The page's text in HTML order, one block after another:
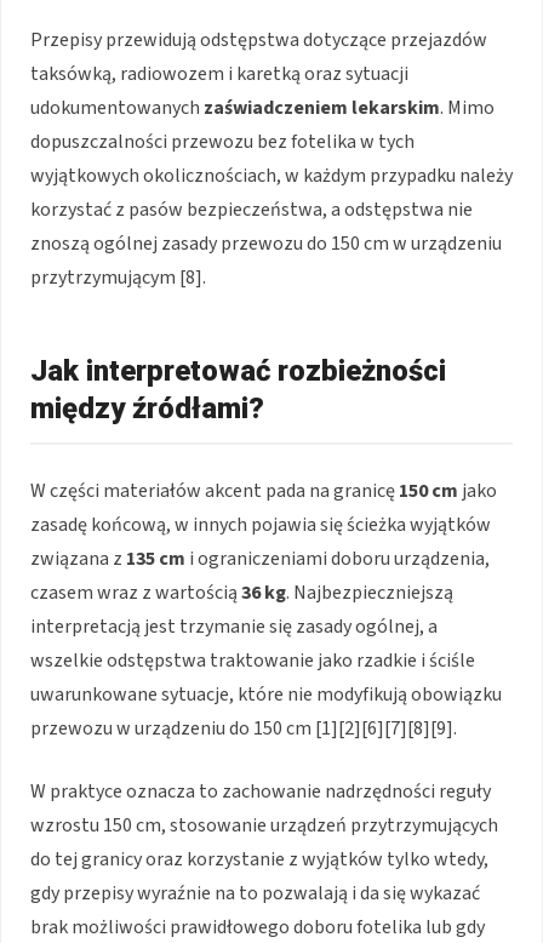
Przepisy przewidują odstępstwa dotyczące przejazdów
taksówką, radiowozem i karetką oraz sytuacji
udokumentowanych zaświadczeniem lekarskim. Mimo
dopuszczalności przewozu bez fotelika w tych
wyjątkowych okolicznościach, w każdym przypadku należy
korzystać z pasów bezpieczeństwa, a odstępstwa nie
znoszą ogólnej zasady przewozu do 150 cm w urządzeniu
przytrzymującym [8].
Jak interpretować rozbieżności
między źródłami?
W części materiałów akcent pada na granicę150 cm jako
zasadę końcową, w innych pojawia się ścieżka wyjątków
związana z 135 cm i ograniczeniami doboru urządzenia,
czasem wraz z wartością36 kg. Najbezpieczniejszą
interpretacją jest trzymanie się zasady ogólnej, a
wszelkie odstępstwa traktowanie jako rzadkie i ściśle
uwarunkowane sytuacje, które nie modyfikują obowiązku
przewozu w urządzeniu do 150 cm [1][2][6][7][8][9].
W praktyce oznacza to zachowanie nadrzędności reguły
wzrostu 150 cm, stosowanie urządzeń przytrzymujących
do tej granicy oraz korzystanie z wyjątków tylko wtedy,
gdy przepisy wyraźnie na to pozwalają i da się wykazać
brak możliwości prawidłowego doboru fotelika lub gdy